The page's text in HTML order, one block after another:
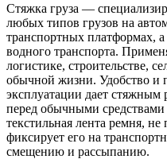
Стяжка груза —
любых типов грузов на
транспортных платформах,
водного транспорта.
логистике, строительстве,
обычной жизни. Удобство и
эксплуатации дает
перед обычными средствами
текстильная лента ремня,
фиксирует его на
смещению и рассыпанию.